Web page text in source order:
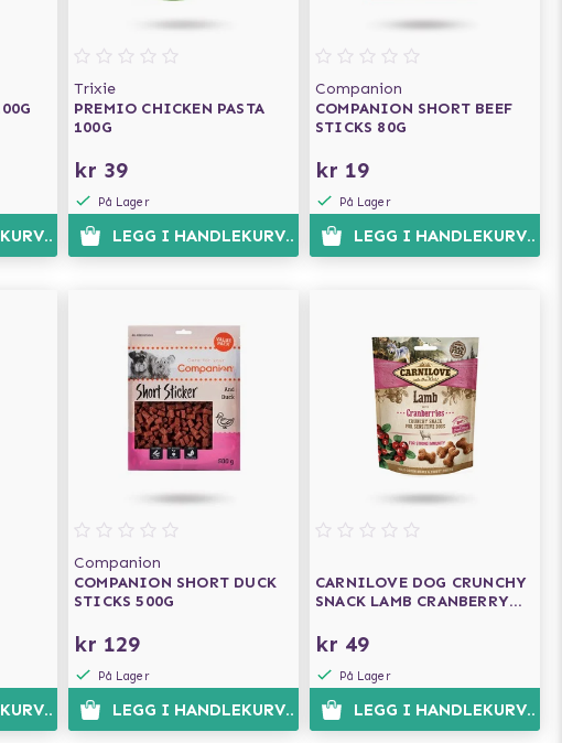
Trixie
PREMIO CHICKEN PASTA
100G
kr 39
På Lager
LEGG I HANDLEKURVEN
Companion
COMPANION SHORT BEEF
STICKS 80G
kr 19
På Lager
LEGG I HANDLEKURVEN
Companion
COMPANION SHORT DUCK
STICKS 500G
kr 129
På Lager
LEGG I HANDLEKURVEN
CARNILOVE DOG CRUNCHY
SNACK LAMB CRANBERRY
kr 49
På Lager
LEGG I HANDLEKURVEN